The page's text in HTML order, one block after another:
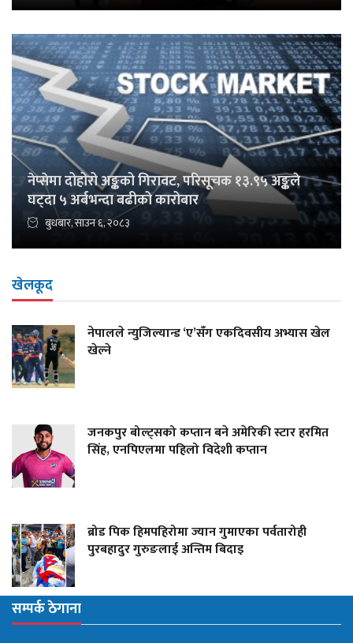
नेप्सेमा दोहोरो अङ्कको गिरावट, परिसूचक १३.९५ अङ्कले
घट्दा ५ अर्बभन्दा बढीको कारोबार
बुधबार, साउन ६, २०८३
खेलकूद
नेपालले न्युजिल्यान्ड ‘ए’सँग एकदिवसीय अभ्यास खेल
खेल्ने
जनकपुर बोल्ट्सको कप्तान बने अमेरिकी स्टार हरमित
सिंह, एनपिएलमा पहिलो विदेशी कप्तान
ब्रोड पिक हिमपहिरोमा ज्यान गुमाएका पर्वतारोही
पुरबहादुर गुरुङलाई अन्तिम बिदाइ
सम्पर्क ठेगाना